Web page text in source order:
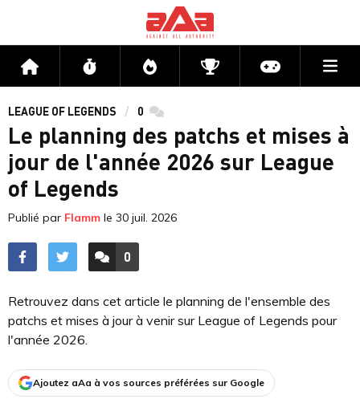
Accueil Flux Directs CompétitionsActu jeux
LEAGUE OF LEGENDS 0 commentaires
Le planning des patchs et mises à
jour de l'année 2026 sur League
of Legends
Publié par Flamm le 30 juil. 2026
ACCÉDER AUX
0
COMMENTAIRES
Retrouvez dans cet article le planning de l'ensemble des
patchs et mises à jour à venir sur League of Legends pour
l'année 2026.
Ajoutez aAa à vos sources préférées sur Google